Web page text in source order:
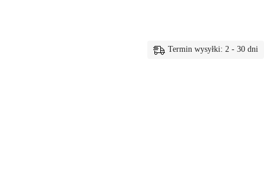
Termin wysyłki: 2 - 30 dni